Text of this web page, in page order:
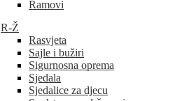
Ramovi
R-Ž
Rasvjeta
Sajle i bužiri
Sigurnosna oprema
Sjedala
Sjedalice za djecu